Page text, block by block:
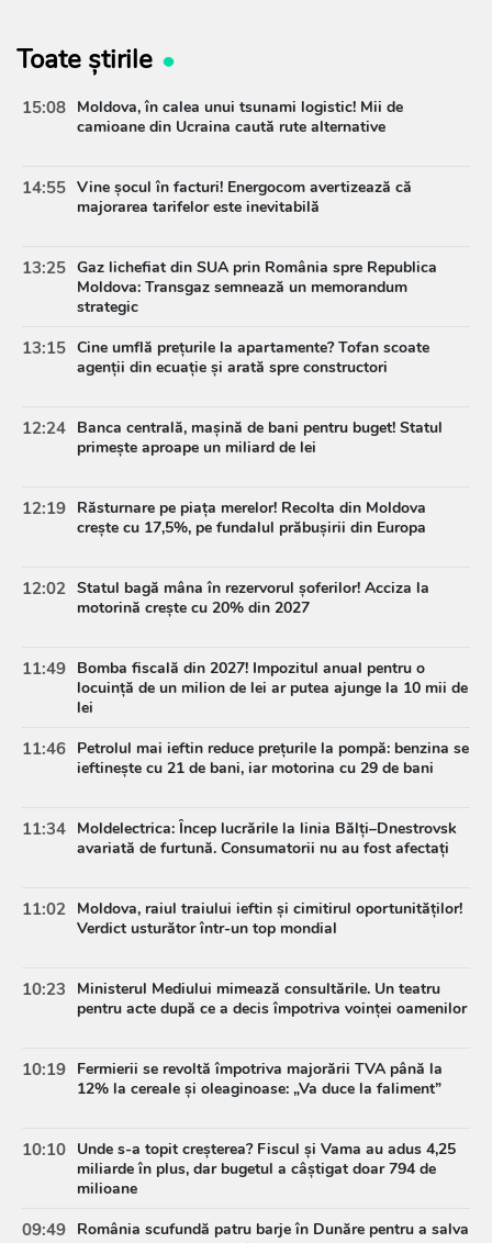
Toate știrile
15:08 Moldova, în calea unui tsunami logistic! Mii de
camioane din Ucraina caută rute alternative
14:55 Vine șocul în facturi! Energocom avertizează că
majorarea tarifelor este inevitabilă
13:25 Gaz lichefiat din SUA prin România spre Republica
Moldova: Transgaz semnează un memorandum
strategic
13:15 Cine umflă prețurile la apartamente? Tofan scoate
agenții din ecuație și arată spre constructori
12:24 Banca centrală, mașină de bani pentru buget! Statul
primește aproape un miliard de lei
12:19 Răsturnare pe piața merelor! Recolta din Moldova
crește cu 17,5%, pe fundalul prăbușirii din Europa
12:02 Statul bagă mâna în rezervorul șoferilor! Acciza la
motorină crește cu 20% din 2027
11:49 Bomba fiscală din 2027! Impozitul anual pentru o
locuință de un milion de lei ar putea ajunge la 10 mii de
lei
11:46 Petrolul mai ieftin reduce prețurile la pompă: benzina se
ieftinește cu 21 de bani, iar motorina cu 29 de bani
11:34 Moldelectrica: Încep lucrările la linia Bălți–Dnestrovsk
avariată de furtună. Consumatorii nu au fost afectați
11:02 Moldova, raiul traiului ieftin și cimitirul oportunităților!
Verdict usturător într-un top mondial
10:23
Ministerul Mediului mimează consultările. Un teatru
pentru acte după ce a decis împotriva voinței oamenilor
10:19 Fermierii se revoltă împotriva majorării TVA până la
12% la cereale și oleaginoase: „Va duce la faliment”
10:10 Unde s-a topit creșterea? Fiscul și Vama au adus 4,25
miliarde în plus, dar bugetul a câștigat doar 794 de
milioane
09:49 România scufundă patru barje în Dunăre pentru a salva